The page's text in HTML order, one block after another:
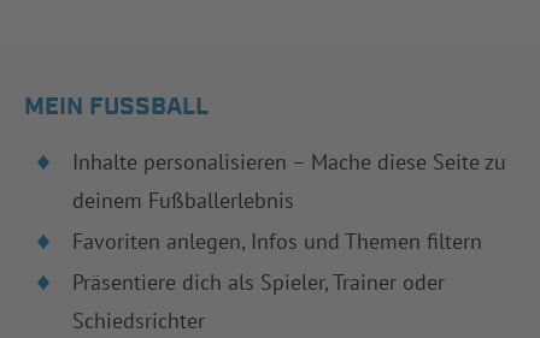
MEIN FUSSBALL
Inhalte personalisieren – Mache diese Seite zu
deinem Fußballerlebnis
Favoriten anlegen, Infos und Themen filtern
Präsentiere dich als Spieler, Trainer oder
Schiedsrichter